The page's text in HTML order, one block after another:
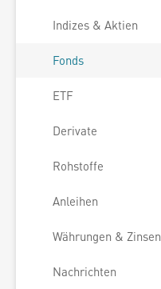
Indizes & Aktien
Fonds
ETF
Derivate
Rohstoffe
Anleihen
Währungen & Zinsen
Nachrichten